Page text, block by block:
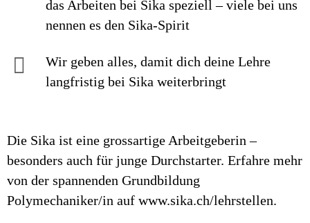
das Arbeiten bei Sika speziell – viele bei uns
nennen es den Sika-Spirit
Wir geben alles, damit dich deine Lehre
langfristig bei Sika weiterbringt
Die Sika ist eine grossartige Arbeitgeberin –
besonders auch für junge Durchstarter. Erfahre mehr
von der spannenden Grundbildung
Polymechaniker/in auf www.sika.ch/lehrstellen.